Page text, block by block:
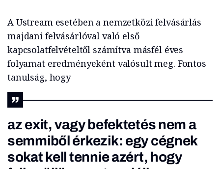
A Ustream esetében a nemzetközi felvásárlás
majdani felvásárlóval való első
kapcsolatfelvételtől számítva másfél éves
folyamat eredményeként valósult meg. Fontos
tanulság, hogy
az exit, vagy befektetés nem a
semmiből érkezik: egy cégnek
sokat kell tennie azért, hogy